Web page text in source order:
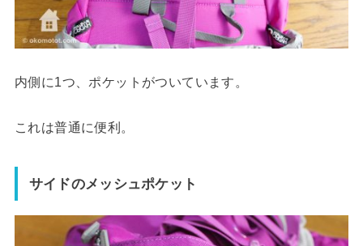
内側に1つ、ポケットがついています。
これは普通に便利。
サイドのメッシュポケット